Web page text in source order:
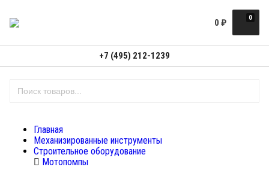
0
0 ₽
+7 (495) 212-1239
Главная
Механизированные инструменты
Строительное оборудование
Мотопомпы